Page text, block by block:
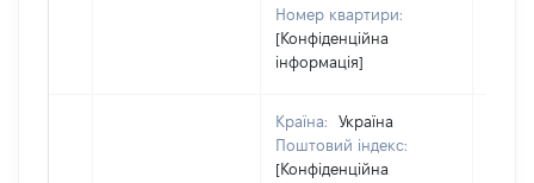
Номер квартири:
[Конфіденційна
інформація]
Країна:
Україна
Поштовий індекс:
[Конфіденційна